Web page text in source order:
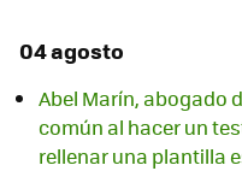
04 agosto
Abel Marín, abogado
común al hacer un
rellenar una plantilla